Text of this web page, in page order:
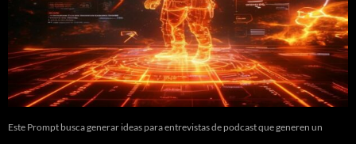
Este Prompt busca generar ideas para entrevistas de podcast que generen un